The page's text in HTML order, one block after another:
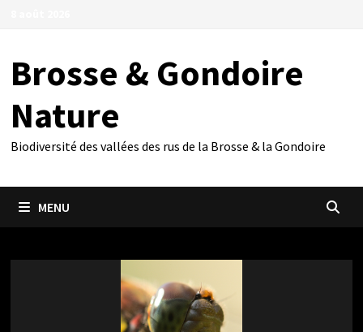
Brosse & Gondoire
Nature
Biodiversité des vallées des rus de la Brosse & la Gondoire
MENU